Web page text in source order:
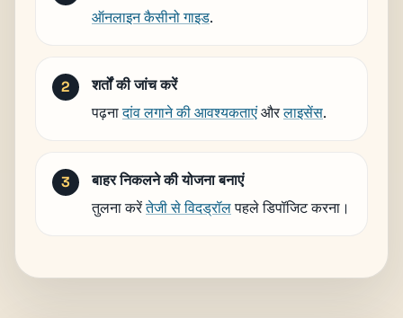
ऑनलाइन कैसीनो गाइड.
शर्तों की जांच करें
पढ़नादांव लगाने की आवश्यकताएंऔरलाइसेंस.
बाहर निकलने की योजना बनाएं
तुलना करेंतेजी से विदड्रॉलपहले डिपॉजिट करना।